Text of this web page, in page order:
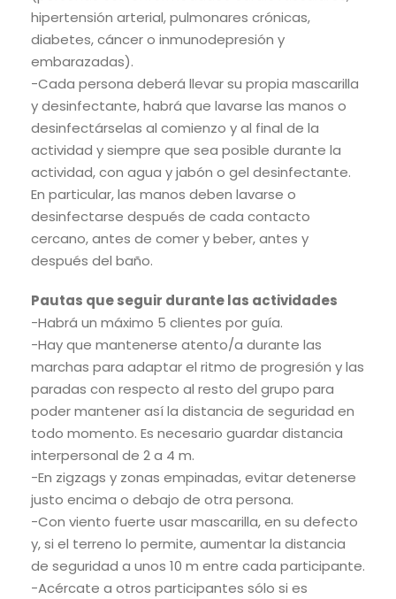
hipertensión arterial, pulmonares crónicas,
diabetes, cáncer o inmunodepresión y
embarazadas).
-Cada persona deberá llevar su propia mascarilla
y desinfectante, habrá que lavarse las manos o
desinfectárselas al comienzo y al final de la
actividad y siempre que sea posible durante la
actividad, con agua y jabón o gel desinfectante.
En particular, las manos deben lavarse o
desinfectarse después de cada contacto
cercano, antes de comer y beber, antes y
después del baño.
Pautas que seguir durante las actividades
-Habrá un máximo 5 clientes por guía.
-Hay que mantenerse atento/a durante las
marchas para adaptar el ritmo de progresión y las
paradas con respecto al resto del grupo para
poder mantener así la distancia de seguridad en
todo momento. Es necesario guardar distancia
interpersonal de 2 a 4 m.
-En zigzags y zonas empinadas, evitar detenerse
justo encima o debajo de otra persona.
-Con viento fuerte usar mascarilla, en su defecto
y, si el terreno lo permite, aumentar la distancia
de seguridad a unos 10 m entre cada participante.
-Acércate a otros participantes sólo si es